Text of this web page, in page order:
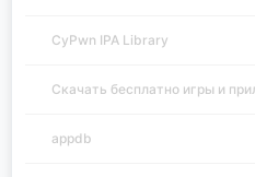
CyPwn IPA Library
Скачать бесплатно игры и
appdb